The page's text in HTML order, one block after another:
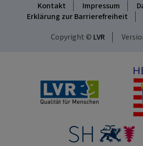
Kontakt Impressum
Erklärung zur Barrierefreiheit
Copyright © LVR